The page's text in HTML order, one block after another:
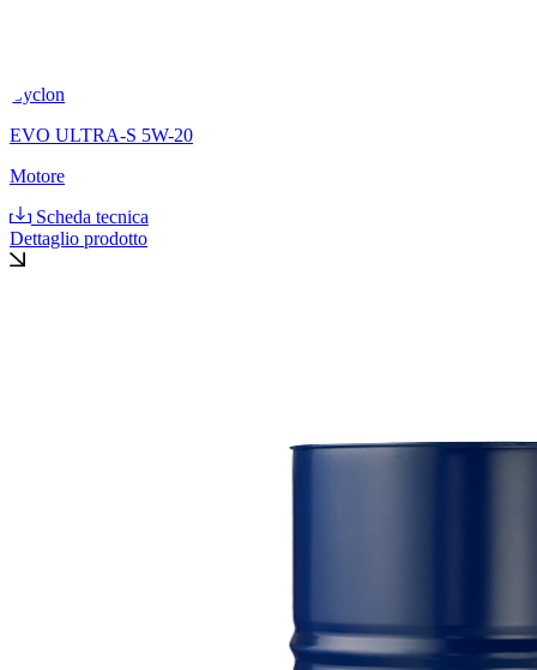
Cyclon
EVO ULTRA-S 5W-20
Motore
Scheda tecnica
Dettaglio prodotto